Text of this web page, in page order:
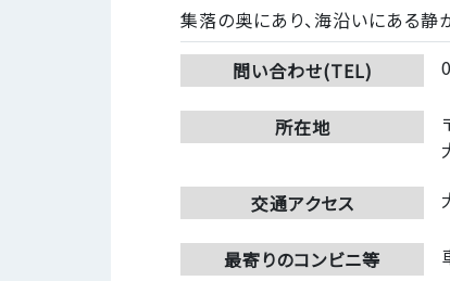
集落の奥にあり、海沿いにある静
問い合わせ(TEL)
所在地
交通アクセス
最寄りのコンビニ等